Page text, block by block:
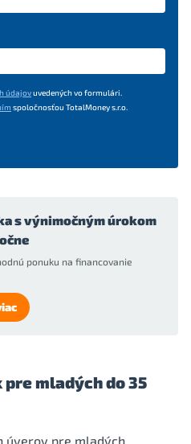
údajovuvedených vo formulári.
spoločnosťou TotalMoney s.r.o.
s výnimočným úrokom
ponuku na financovanie
mladých do 35
úverov pre mladých